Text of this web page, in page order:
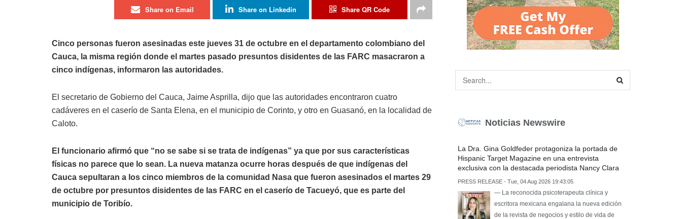
Share on Email Share on Linkedin Share QR Code
Cinco personas fueron asesinadas este jueves 31 de octubre en el departamento colombiano del
Cauca, la misma región donde el martes pasado presuntos disidentes de las FARC masacraron a
cinco indígenas, informaron las autoridades.
El secretario de Gobierno del Cauca, Jaime Asprilla, dijo que las autoridades encontraron cuatro
cadáveres en el caserío de Santa Elena, en el municipio de Corinto, y otro en Guasanó, en la localidad de
Caloto.
El funcionario afirmó que “no se sabe si se trata de indígenas” ya que por sus características
físicas no parece que lo sean. La nueva matanza ocurre horas después de que indígenas del
Cauca sepultaran a los cinco miembros de la comunidad Nasa que fueron asesinados el martes 29
de octubre por presuntos disidentes de las FARC en el caserío de Tacueyó, que es parte del
municipio de Toribío.
Noticias Newswire
La Dra. Gina Goldfeder protagoniza la portada de
Hispanic Target Magazine en una entrevista
exclusiva con la destacada periodista Nancy Clara
PRESS RELEASE - Tue, 04 Aug 2026 19:43:05
— La reconocida psicoterapeuta clínica y
escritora mexicana engalana la nueva edición
de la revista de negocios y estilo de vida de